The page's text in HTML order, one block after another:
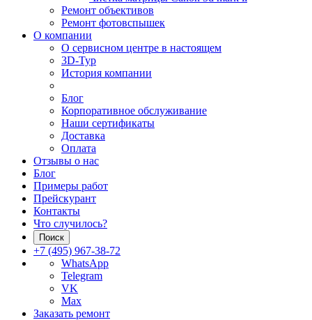
Ремонт объективов
Ремонт фотовспышек
О компании
О сервисном центре в настоящем
3D-Тур
История компании
Блог
Корпоративное обслуживание
Наши сертификаты
Доставка
Оплата
Отзывы о нас
Блог
Примеры работ
Прейскурант
Контакты
Что случилось?
Поиск
+7 (495) 967-38-72
WhatsApp
Telegram
VK
Max
Заказать ремонт